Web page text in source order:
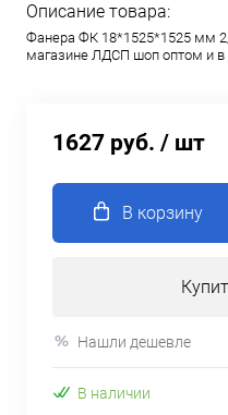
Описание товара:
Фанера ФК 18*1525*1525 мм
магазине ЛДСП шоп оптом и в
1627 руб. / шт
В корзину
Нашли дешевле
В наличии